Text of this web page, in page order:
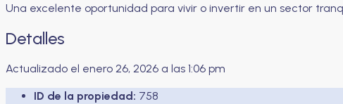
Una excelente oportunidad para vivir o invertir en un sector
Detalles
Actualizado el enero 26, 2026 a las 1:06 pm
ID de la propiedad: 758